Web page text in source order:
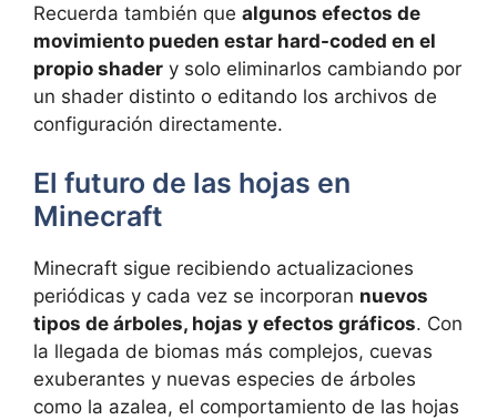
Recuerda también que algunos efectos de
movimiento pueden estar hard-coded en el
propio shader y solo eliminarlos cambiando por
un shader distinto o editando los archivos de
configuración directamente.
El futuro de las hojas en
Minecraft
Minecraft sigue recibiendo actualizaciones
periódicas y cada vez se incorporan nuevos
tipos de árboles, hojas y efectos gráficos. Con
la llegada de biomas más complejos, cuevas
exuberantes y nuevas especies de árboles
como la azalea, el comportamiento de las hojas